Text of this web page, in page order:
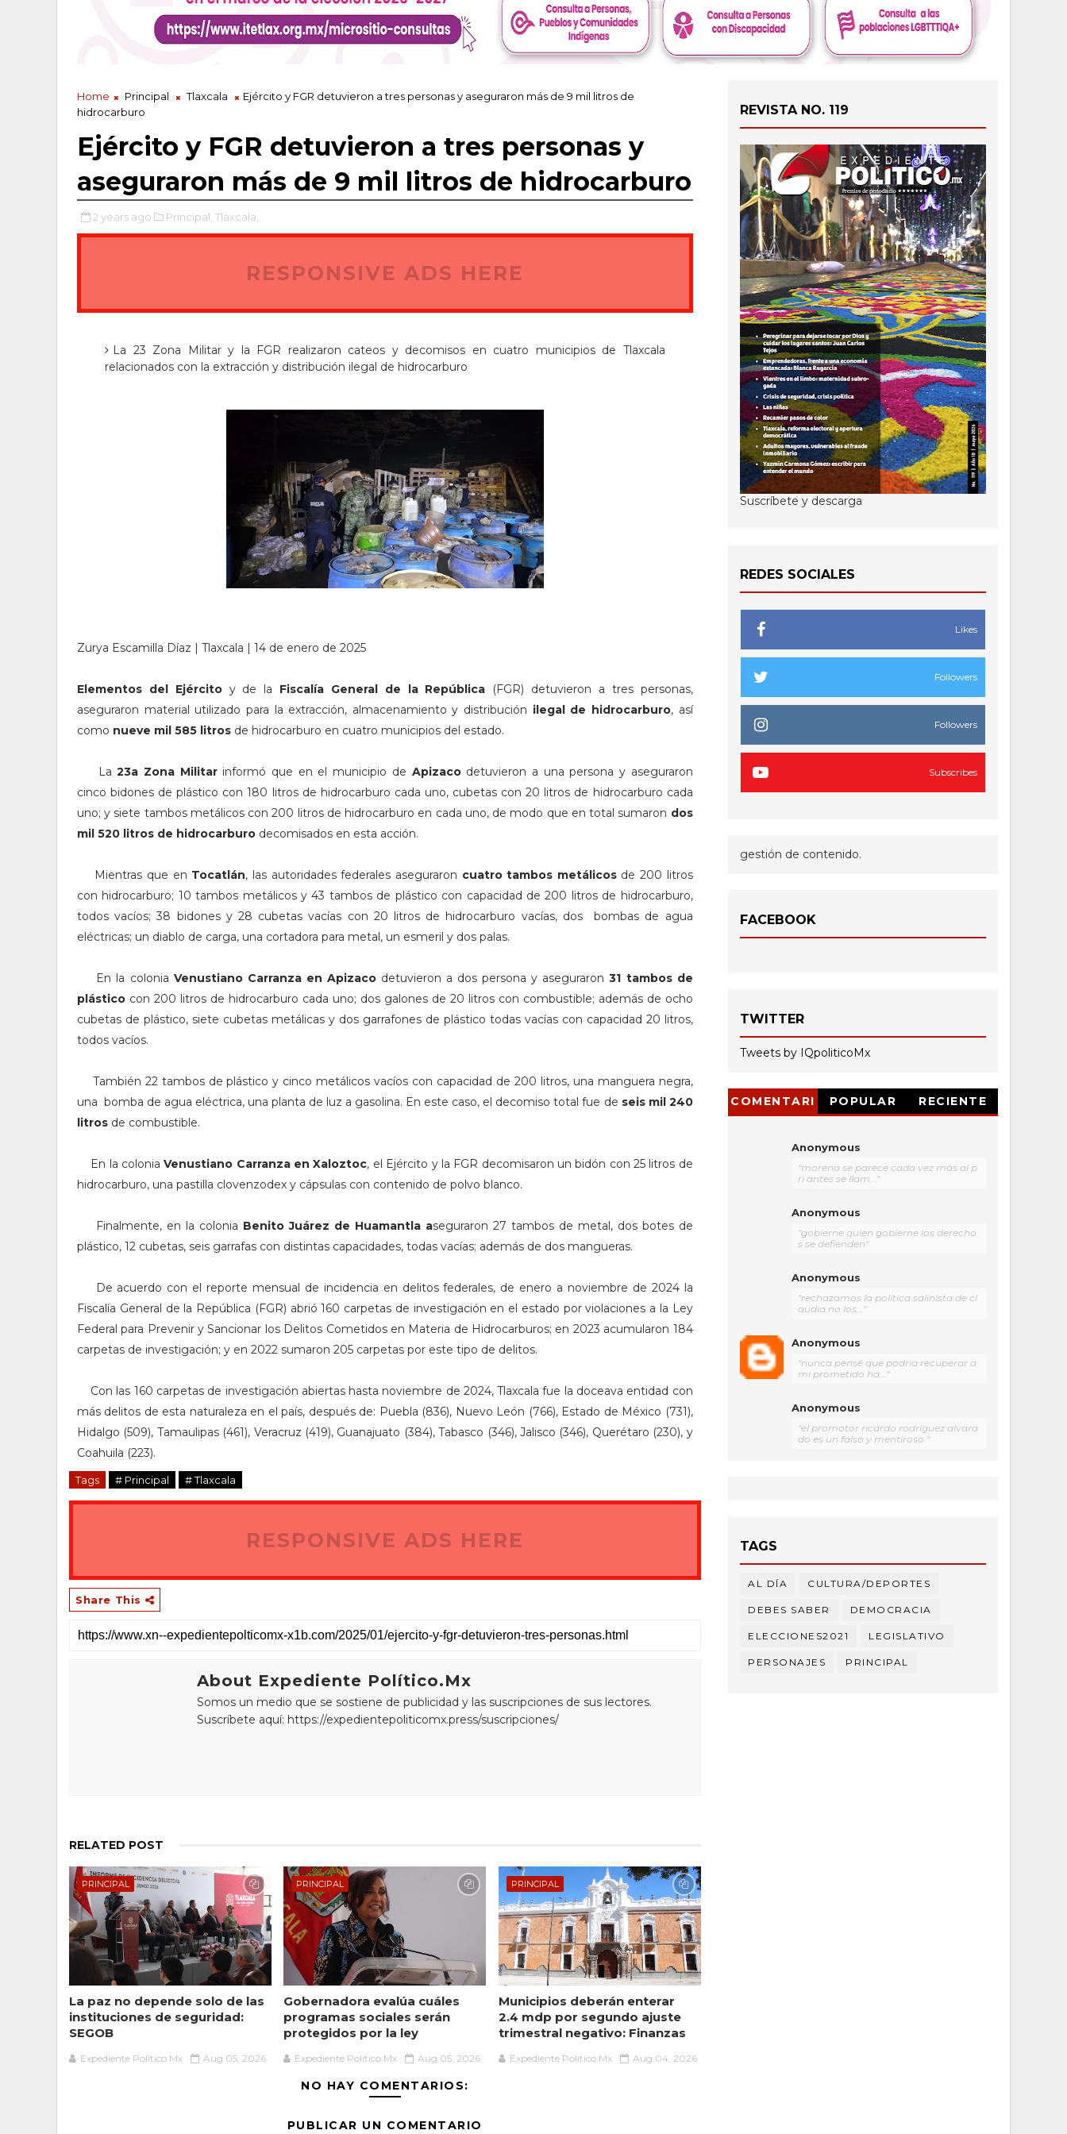
Home Principal Tlaxcala
Ejército y FGR detuvieron a tres personas y aseguraron más de 9 mil litros de
hidrocarburo
Ejército y FGR detuvieron a tres personas y
aseguraron más de 9 mil litros de hidrocarburo
2 years ago Principal, Tlaxcala,
RESPONSIVE ADS HERE
La 23 Zona Militar y la FGR realizaron cateos y decomisos en cuatro municipios de Tlaxcala
relacionados con la extracción y distribución ilegal de hidrocarburo
Zurya Escamilla Díaz | Tlaxcala | 14 de enero de 2025
Elementos del Ejércitoy de la Fiscalía General de la República (FGR) detuvieron a tres personas,
aseguraron material utilizado para la extracción, almacenamiento y distribución ilegal de hidrocarburo, así
como nueve mil 585 litros de hidrocarburo en cuatro municipios del estado.
La 23a Zona Militarinformó que en el municipio de Apizacodetuvieron a una persona y aseguraron
cinco bidones de plástico con 180 litros de hidrocarburo cada uno, cubetas con 20 litros de hidrocarburo cada
uno; y siete tambos metálicos con 200 litros de hidrocarburo en cada uno, de modo que en total sumaron dos
mil 520 litros de hidrocarburo decomisados en esta acción.
Mientras que en Tocatlán, las autoridades federales aseguraron cuatro tambos metálicosde 200 litros
con hidrocarburo; ⁠10 tambos metálicos y 43 tambos de plástico con capacidad de 200 litros de hidrocarburo,
todos vacíos; 38 bidones y 28 cubetas vacías con 20 litros de hidrocarburo vacías, dos bombas de agua
eléctricas; un diablo de carga, una cortadora para metal, un esmeril y dos palas.
En la colonia Venustiano Carranza en Apizacodetuvieron a dos persona y aseguraron31 tambos de
plástico con 200 litros de hidrocarburo cada uno; dos galones de 20 litros con combustible; además de ocho
cubetas de plástico, siete cubetas metálicas y dos garrafones de plástico todas vacías con capacidad 20 litros,
todos vacíos.
También 22 tambos de plástico y cinco metálicos vacíos con capacidad de 200 litros, una manguera negra,
una bomba de agua eléctrica, una planta de luz a gasolina. En este caso, el decomiso total fue de seis mil 240
litros de combustible.
En la coloniaVenustiano Carranza en Xaloztoc, el Ejército y la FGR decomisaron un bidón con 25 litros de
hidrocarburo, una pastilla clovenzodex y cápsulas con contenido de polvo blanco.
Finalmente, en la colonia Benito Juárez de Huamantla aseguraron 27 tambos de metal, dos botes de
plástico, 12 cubetas, seis garrafas con distintas capacidades, todas vacías; además de dos mangueras.
De acuerdo con el reporte mensual de incidencia en delitos federales, de enero a noviembre de 2024 la
Fiscalía General de la República (FGR) abrió 160 carpetas de investigación en el estado por violaciones a la Ley
Federal para Prevenir y Sancionar los Delitos Cometidos en Materia de Hidrocarburos; en 2023 acumularon 184
carpetas de investigación; y en 2022 sumaron 205 carpetas por este tipo de delitos.
Con las 160 carpetas de investigación abiertas hasta noviembre de 2024, Tlaxcala fue la doceava entidad con
más delitos de esta naturaleza en el país, después de: Puebla (836), Nuevo León (766), Estado de México (731),
Hidalgo (509), Tamaulipas (461), Veracruz (419), Guanajuato (384), Tabasco (346), Jalisco (346), Querétaro (230), y
Coahuila (223).
Tags # Principal # Tlaxcala
RESPONSIVE ADS HERE
Share This
About Expediente Político.Mx
Somos un medio que se sostiene de publicidad y las suscripciones de sus lectores.
Suscríbete aquí: https://expedientepoliticomx.press/suscripciones/
RELATED POST
PRINCIPAL
La paz no depende solo de las
instituciones de seguridad:
SEGOB
Expediente Político.Mx Aug 05, 2026
PRINCIPAL
Gobernadora evalúa cuáles
programas sociales serán
protegidos por la ley
Expediente Político.Mx Aug 05, 2026
PRINCIPAL
Municipios deberán enterar
2.4 mdp por segundo ajuste
trimestral negativo: Finanzas
Expediente Político.Mx Aug 04, 2026
NO HAY COMENTARIOS:
PUBLICAR UN COMENTARIO
REVISTA NO. 119
Suscríbete y descarga
REDES SOCIALES
Likes
Followers
Followers
Subscribes
gestión de contenido.
FACEBOOK
TWITTER
Tweets by IQpoliticoMx
COMENTARI
POPULAR RECIENTE
Anonymous
"morena se parece cada vez más al p
ri antes se llam..."
Anonymous
"gobierne quien gobierne los derecho
s se defienden"
Anonymous
"rechazamos la política salinista de cl
audia no los..."
Anonymous
"nunca pensé que podría recuperar a
mi prometido ha..."
Anonymous
"el promotor ricardo rodríguez alvara
do es un falso y mentiroso "
TAGS
AL DÍA CULTURA/DEPORTES
DEBES SABER DEMOCRACIA
ELECCIONES2021 LEGISLATIVO
PERSONAJES PRINCIPAL